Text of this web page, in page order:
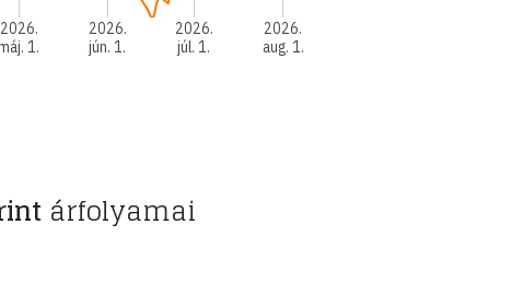
2026.
1.
2026.
jún. 1.
2026.
júl. 1.
2026.
aug. 1.
árfolyamai